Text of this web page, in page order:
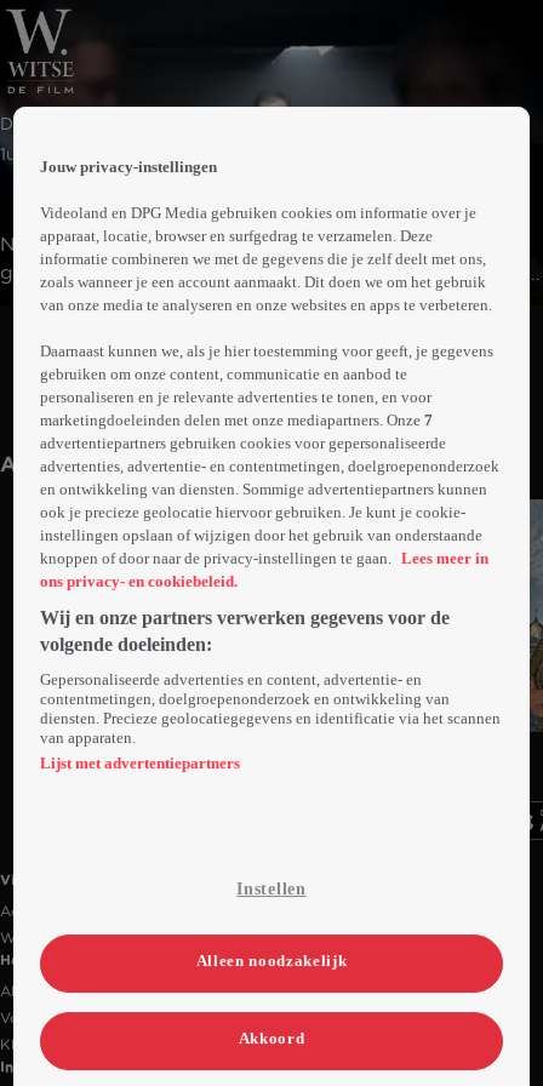
Drama | Misdaad
1uur38min
Na zijn pensioen keert Witse terug naar zijn
geboortestreek in West-Vlaanderen om de moordenaar
van zijn nichtje op te sporen. Tijdens zijn zoektocht naar
heeft gemaakt, stuit hij op een doofpotoperatie. Het
duurt niet lang voordat hij in conflict komt met de lokale
politie.
Abonneren op Videoland
Meer
info
Anderen kijken ook
Ga
naar
Videoland
Actiecode
Werken bij RTL
Handige links
Alle films & series
Veelgestelde vragen
Klantenservice
Informatie
Jouw privacy-instellingen
Videoland en DPG Media gebruiken cookies om informatie over je
apparaat, locatie, browser en surfgedrag te verzamelen. Deze
informatie combineren we met de gegevens die je zelf deelt met ons,
zoals wanneer je een account aanmaakt. Dit doen we om het gebruik
van onze media te analyseren en onze websites en apps te verbeteren.
Daarnaast kunnen we, als je hier toestemming voor geeft, je gegevens
gebruiken om onze content, communicatie en aanbod te
personaliseren en je relevante advertenties te tonen, en voor
marketingdoeleinden delen met onze mediapartners. Onze7
advertentiepartners gebruiken cookies voor gepersonaliseerde
advertenties, advertentie- en contentmetingen, doelgroepenonderzoek
en ontwikkeling van diensten. Sommige advertentiepartners kunnen
ook je precieze geolocatie hiervoor gebruiken. Je kunt je cookie-
instellingen opslaan of wijzigen door het gebruik van onderstaande
knoppen of door naar de privacy-instellingen te gaan.
Lees meer in
ons privacy- en cookiebeleid.
Wij en onze partners verwerken gegevens voor de
volgende doeleinden:
Gepersonaliseerde advertenties en content, advertentie- en
contentmetingen, doelgroepenonderzoek en ontwikkeling van
diensten. Precieze geolocatiegegevens en identificatie via het scannen
van apparaten.
Lijst met advertentiepartners
Instellen
Alleen noodzakelijk
Akkoord